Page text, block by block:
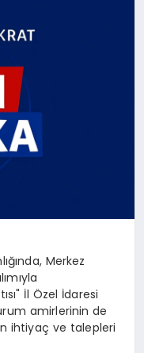
Merkez
İl Özel İdaresi
amirlerinin de
ihtiyaç ve talepleri